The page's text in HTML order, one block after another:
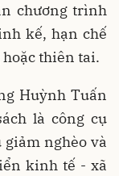
chương trình
kế, hạn chế
thiên tai.
Huỳnh Tuấn
là công cụ
nghèo và
kinh tế - xã